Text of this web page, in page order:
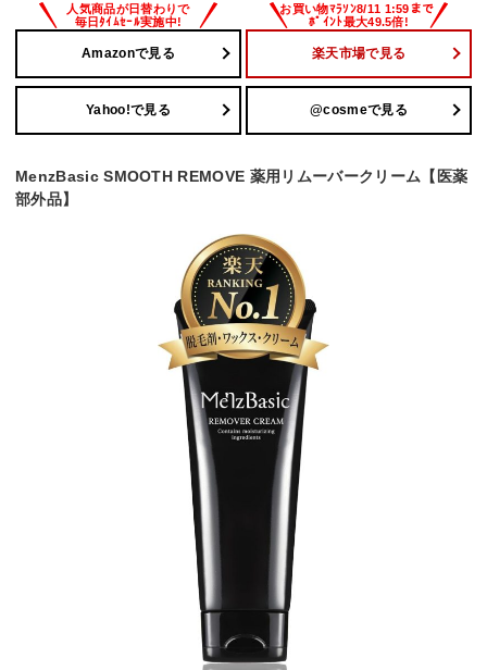
Amazonで見る 楽天市場で見る
Yahoo!で見る @cosmeで見る
MenzBasic SMOOTH REMOVE 薬用リムーバークリーム【医薬
部外品】